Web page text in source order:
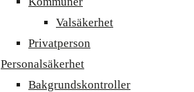
Valsäkerhet
Privatperson
Personalsäkerhet
Bakgrundskontroller